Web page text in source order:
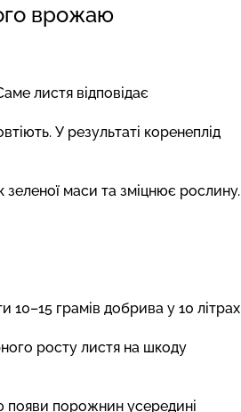
врожаю
листя відповідає
У результаті коренеплід
маси та зміцнює рослину.
грамів добрива у 10 літрах
росту листя на шкоду
появи порожнин усередині